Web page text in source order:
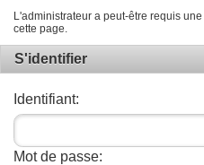
L'administrateur a peut-être requis une
cette page.
S'identifier
Identifiant:
Mot de passe: